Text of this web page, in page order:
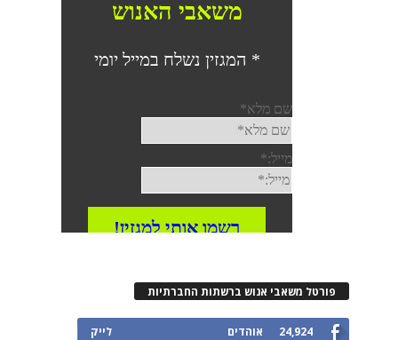
פורטל משאבי אנוש ברשתות החברתיות
24,924 אוהדים לייק